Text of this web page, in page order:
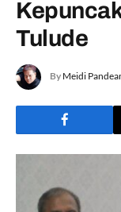
Tulude
By Meidi